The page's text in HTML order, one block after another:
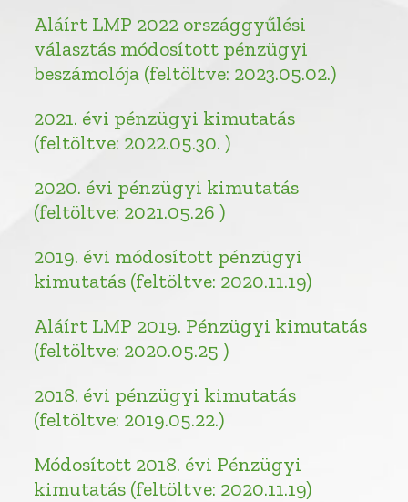
Aláírt LMP 2022 országgyűlési
választás módosított pénzügyi
beszámolója (feltöltve: 2023.05.02.)
2021. évi pénzügyi kimutatás
(feltöltve: 2022.05.30. )
2020. évi pénzügyi kimutatás
(feltöltve: 2021.05.26 )
2019. évi módosított pénzügyi
kimutatás (feltöltve: 2020.11.19)
Aláírt LMP 2019. Pénzügyi kimutatás
(feltöltve: 2020.05.25 )
2018. évi pénzügyi kimutatás
(feltöltve: 2019.05.22.)
Módosított 2018. évi Pénzügyi
kimutatás (feltöltve: 2020.11.19)